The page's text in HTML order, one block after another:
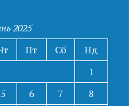
2025
Пт Сб
Нд
1
5 6 7
8